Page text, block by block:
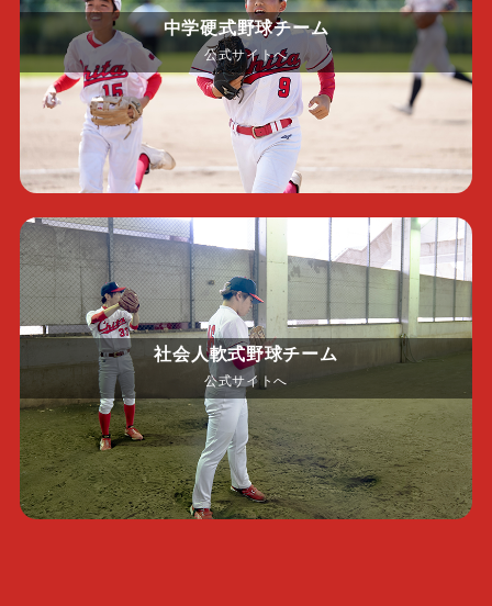
中学硬式野球チーム
公式サイトへ
社会人軟式野球チーム
公式サイトへ